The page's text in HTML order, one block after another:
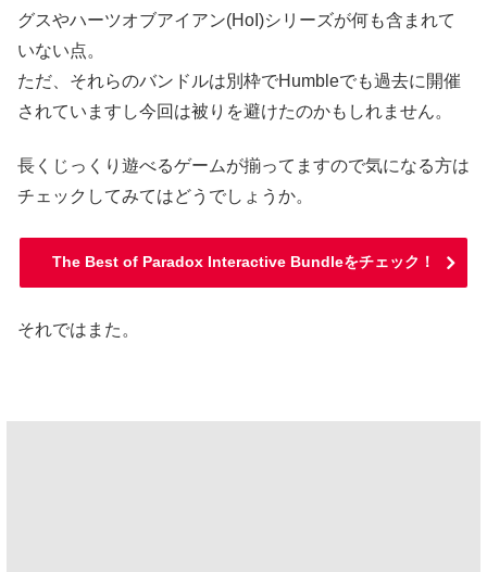
グスやハーツオブアイアン(HoI)シリーズが何も含まれて
いない点。
ただ、それらのバンドルは別枠でHumbleでも過去に開催
されていますし今回は被りを避けたのかもしれません。
長くじっくり遊べるゲームが揃ってますので気になる方は
チェックしてみてはどうでしょうか。
The Best of Paradox Interactive Bundleをチェック！
それではまた。